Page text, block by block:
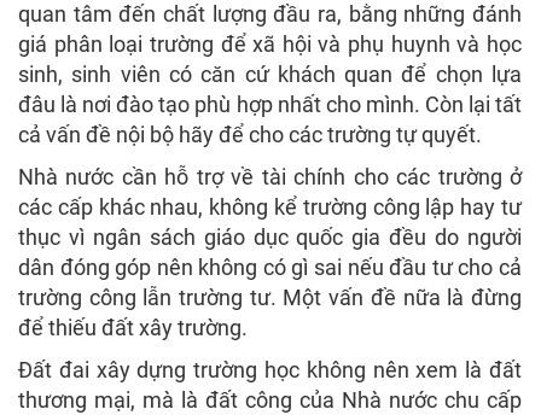
quan tâm đến chất lượng đầu ra, bằng những đánh
giá phân loại trường để xã hội và phụ huynh và học
sinh, sinh viên có căn cứ khách quan để chọn lựa
đâu là nơi đào tạo phù hợp nhất cho mình. Còn lại tất
cả vấn đề nội bộ hãy để cho các trường tự quyết.
Nhà nước cần hỗ trợ về tài chính cho các trường ở
các cấp khác nhau, không kể trường công lập hay tư
thục vì ngân sách giáo dục quốc gia đều do người
dân đóng góp nên không có gì sai nếu đầu tư cho cả
trường công lẫn trường tư. Một vấn đề nữa là đừng
để thiếu đất xây trường.
Đất đai xây dựng trường học không nên xem là đất
thương mại, mà là đất công của Nhà nước chu cấp